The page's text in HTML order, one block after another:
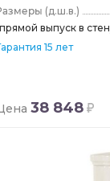
(д.ш.в.)
выпуск в
15 лет
38 848